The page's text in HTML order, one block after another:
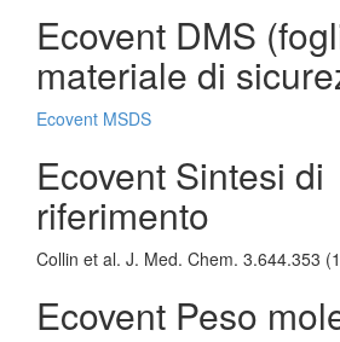
Ecovent DMS
materiale di
Ecovent MSDS
Ecovent Sintesi di
riferimento
Collin et al. J. Med. Chem. 3.644.353
Ecovent Peso